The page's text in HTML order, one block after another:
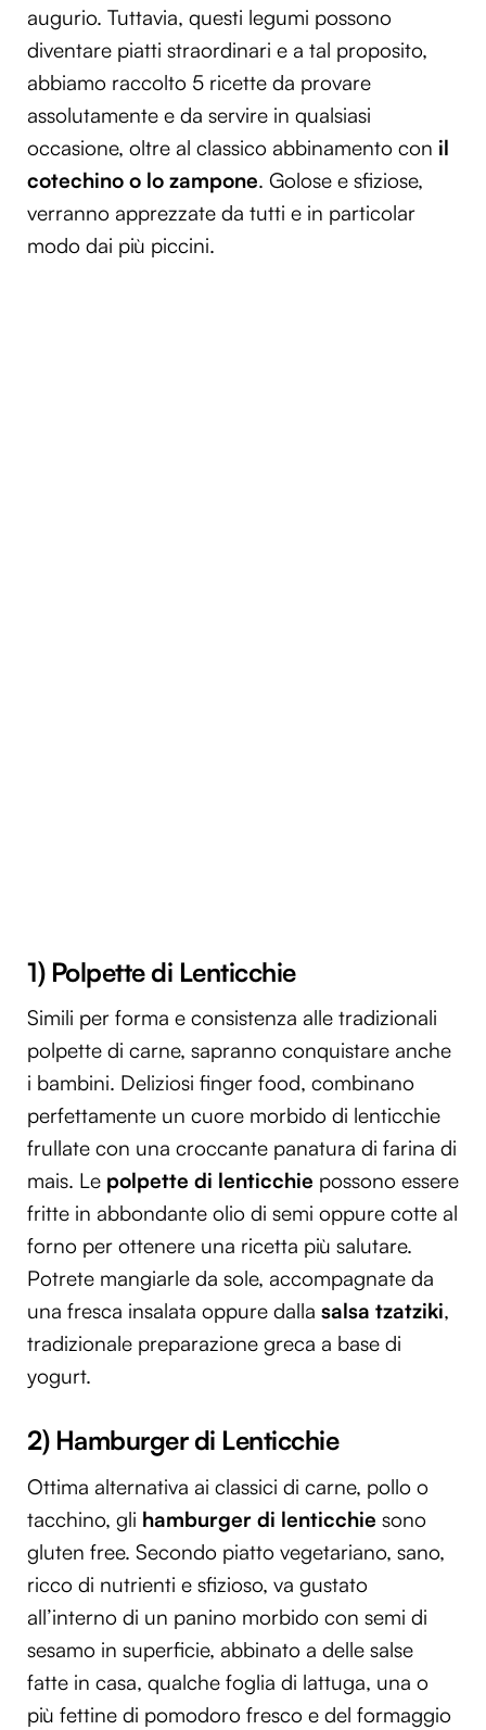
augurio. Tuttavia, questi legumi possono
diventare piatti straordinari e a tal proposito,
abbiamo raccolto 5 ricette da provare
assolutamente e da servire in qualsiasi
occasione, oltre al classico abbinamento con il
cotechino o lo zampone. Golose e sfiziose,
verranno apprezzate da tutti e in particolar
modo dai più piccini.
1) Polpette di Lenticchie
Simili per forma e consistenza alle tradizionali
polpette di carne, sapranno conquistare anche
i bambini. Deliziosi finger food, combinano
perfettamente un cuore morbido di lenticchie
frullate con una croccante panatura di farina di
mais. Le polpette di lenticchie possono essere
fritte in abbondante olio di semi oppure cotte al
forno per ottenere una ricetta più salutare.
Potrete mangiarle da sole, accompagnate da
una fresca insalata oppure dalla salsa tzatziki,
tradizionale preparazione greca a base di
yogurt.
2) Hamburger di Lenticchie
Ottima alternativa ai classici di carne, pollo o
tacchino, gli hamburger di lenticchie sono
gluten free. Secondo piatto vegetariano, sano,
ricco di nutrienti e sfizioso, va gustato
all’interno di un panino morbido con semi di
sesamo in superficie, abbinato a delle salse
fatte in casa, qualche foglia di lattuga, una o
più fettine di pomodoro fresco e del formaggio